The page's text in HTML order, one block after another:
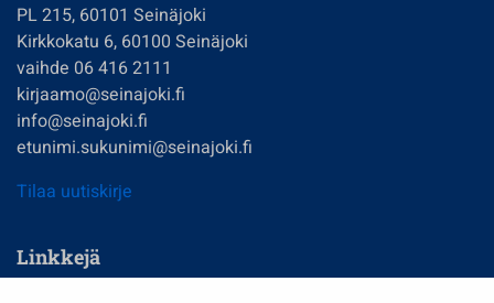
PL 215, 60101 Seinäjoki
Kirkkokatu 6, 60100 Seinäjoki
vaihde 06 416 2111
kirjaamo@seinajoki.fi
info@seinajoki.fi
etunimi.sukunimi@seinajoki.fi
Tilaa uutiskirje
Linkkejä